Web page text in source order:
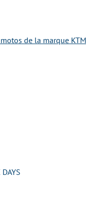
de la marque